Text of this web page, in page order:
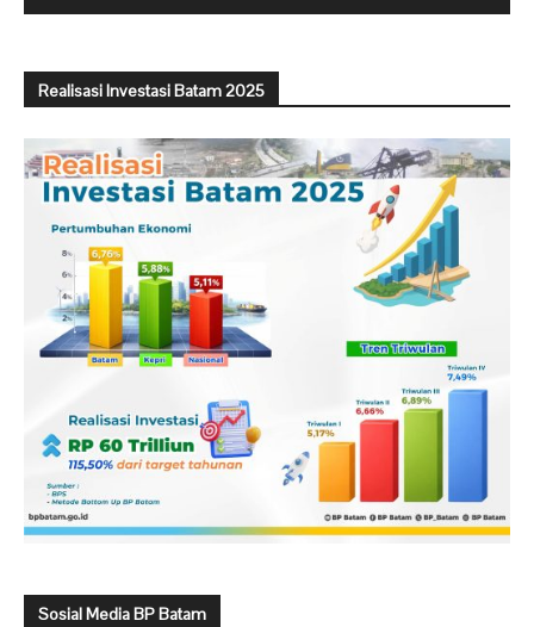
Realisasi Investasi Batam 2025
Sosial Media BP Batam